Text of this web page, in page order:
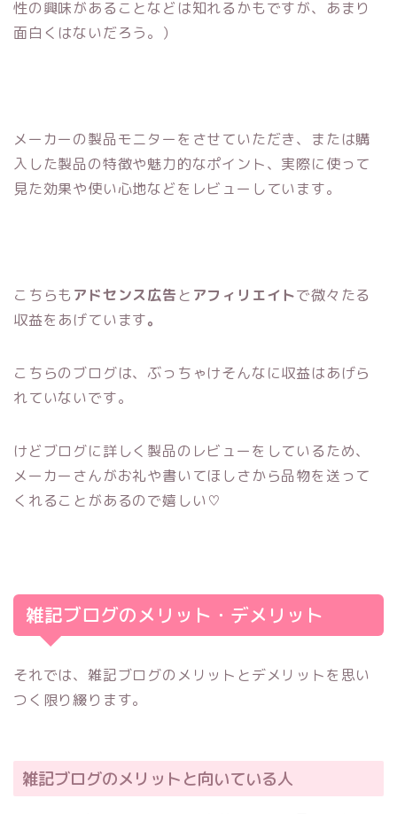
性の興味があることなどは知れるかもですが、あまり
面白くはないだろう。）
メーカーの製品モニターをさせていただき、または購
入した製品の特徴や魅力的なポイント、実際に使って
見た効果や使い心地などをレビューしています。
こちらも アドセンス広告 と アフィリエイトで微々たる
収益をあげています。
こちらのブログは、ぶっちゃけそんなに収益はあげら
れていないです。
けどブログに詳しく製品のレビューをしているため、
メーカーさんがお礼や書いてほしさから品物を送って
くれることがあるので嬉しい♡
雑記ブログのメリット・デメリット
それでは、雑記ブログのメリットとデメリットを思い
つく限り綴ります。
雑記ブログのメリットと向いている人